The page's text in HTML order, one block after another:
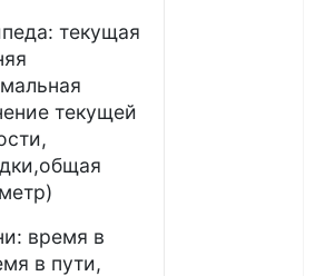
текущая
текущей
время в
в пути,